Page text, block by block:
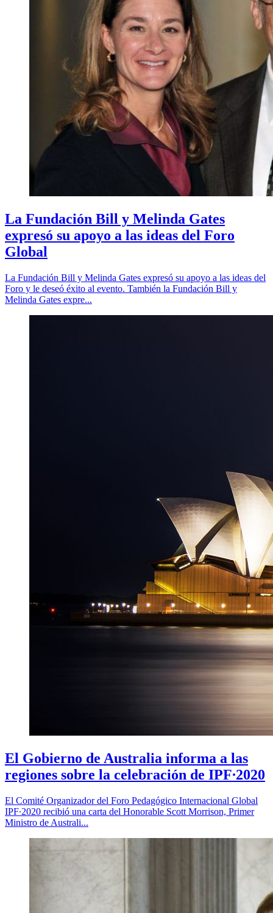
La Fundación Bill y Melinda Gates
expresó su apoyo a las ideas del Foro
Global
La Fundación Bill y Melinda Gates expresó su apoyo a las ideas del
Foro y le deseó éxito al evento. También la Fundación Bill y
Melinda Gates expre...
El Gobierno de Australia informa a las
regiones sobre la celebración de IPF∙2020
El Comité Organizador del Foro Pedagógico Internacional Global
IPF∙2020 recibió una carta del Honorable Scott Morrison, Primer
Ministro de Australi...